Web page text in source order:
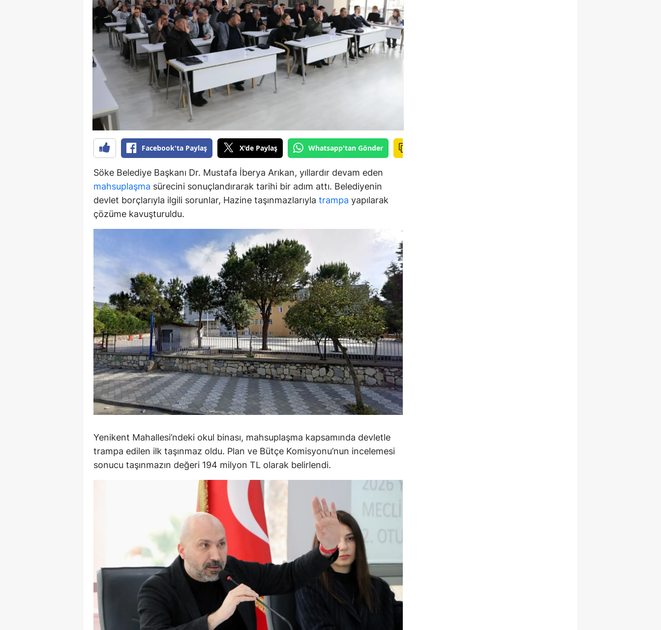
Siirt
Sinop
Sivas
Tekirdağ
Tokat
Trabzon
Tunceli
Şanlıurfa
Van
Yozgat
Zonguldak
Aksaray
Bayburt
Karaman
Kırıkkale
Batman
Şırnak
Bartın
Ardahan
Iğdır
Karabük
Kilis
Osmaniye
Düzce
Facebook'ta Paylaş X'de Paylaş Whatsapp'tan Gönder
Söke Belediye Başkanı Dr. Mustafa İberya Arıkan, yıllardır devam eden
mahsuplaşma sürecini sonuçlandırarak tarihi bir adım attı. Belediyenin
devlet borçlarıyla ilgili sorunlar, Hazine taşınmazlarıyla trampa yapılarak
çözüme kavuşturuldu.
Yenikent Mahallesi’ndeki okul binası, mahsuplaşma kapsamında devletle
trampa edilen ilk taşınmaz oldu. Plan ve Bütçe Komisyonu’nun incelemesi
sonucu taşınmazın değeri 194 milyon TL olarak belirlendi.